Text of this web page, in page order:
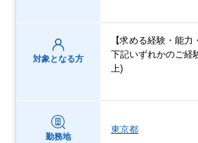
対象となる方
【求める経験・能力
下記いずれかのご経
上)
勤務地
東京都